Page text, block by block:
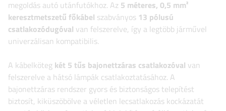
megoldás autó utánfutókhoz. Az 5 méteres, 0,5 mm²
keresztmetszetű főkábel szabványos 13 pólusú
csatlakozódugóval van felszerelve, így a legtöbb járművel
univerzálisan kompatibilis.
A kábelköteg két 5 tűs bajonettzáras csatlakozóval van
felszerelve a hátsó lámpák csatlakoztatásához. A
bajonettzáras rendszer gyors és biztonságos telepítést
biztosít, kiküszöbölve a véletlen lecsatlakozás kockázatát